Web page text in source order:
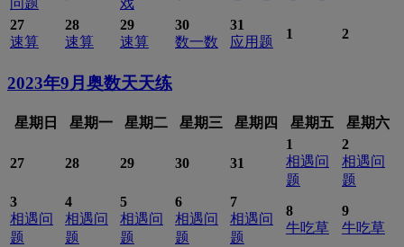
27
速算
28
速算
29
速算
30
数一数
31
应用题
1 2
2023年9月 奥数天天练
星期日 星期一 星期二 星期三 星期四 星期五 星期六
27 28 29 30 31
1
相遇问
题
2
相遇问
题
3
相遇问
题
4
相遇问
题
5
相遇问
题
6
相遇问
题
7
相遇问
题
8
牛吃草
9
牛吃草